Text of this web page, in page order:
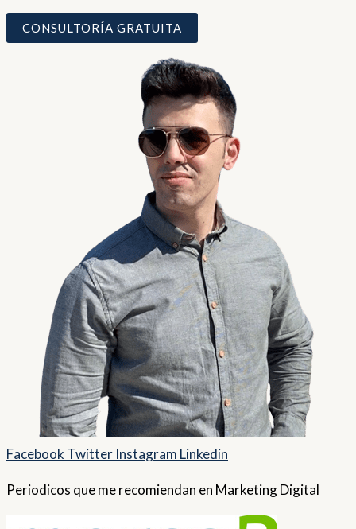
CONSULTORÍA GRATUITA
Facebook Twitter Instagram Linkedin
Periodicos que me recomiendan en Marketing Digital